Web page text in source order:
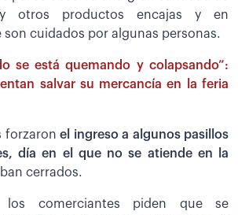
otros productos encajas y en
cuidados por algunas personas.
se está quemando y colapsando”:
salvar su mercancía en la feria
forzaronel ingreso a algunos pasillos
día en el que no se atiende en la
cerrados.
los comerciantes piden que se